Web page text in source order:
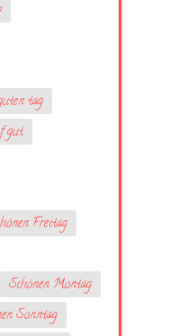
tag
gut
Freitag
Schönen Montag
Sonntag